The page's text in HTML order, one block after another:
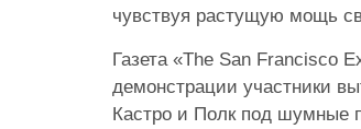
чувствуя растущую мощь
Газета «The San Francisco
демонстрации участники
Кастро и Полк под шумные